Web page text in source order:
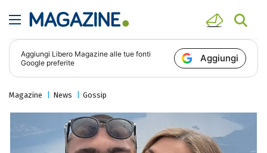
Aggiungi Libero Magazine alle tue fonti
Google preferite
Aggiungi
Magazine News Gossip